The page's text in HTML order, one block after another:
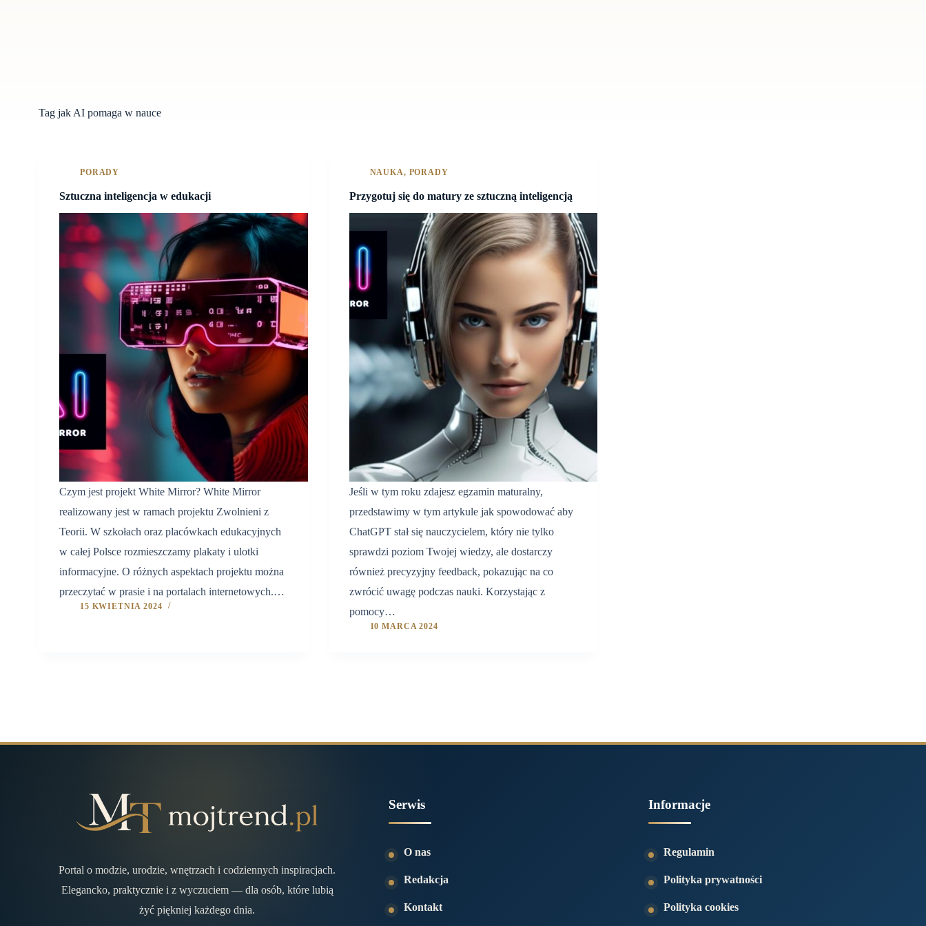
Tag jak AI pomaga w nauce
PORADY
Sztuczna inteligencja w edukacji
Czym jest projekt White Mirror? White Mirror
realizowany jest w ramach projektu Zwolnieni z
Teorii. W szkołach oraz placówkach edukacyjnych
w całej Polsce rozmieszczamy plakaty i ulotki
informacyjne. O różnych aspektach projektu można
przeczytać w prasie i na portalach internetowych.…
15 KWIETNIA 2024
NAUKA, PORADY
Przygotuj się do matury ze sztuczną inteligencją
Jeśli w tym roku zdajesz egzamin maturalny,
przedstawimy w tym artykule jak spowodować aby
ChatGPT stał się nauczycielem, który nie tylko
sprawdzi poziom Twojej wiedzy, ale dostarczy
również precyzyjny feedback, pokazując na co
zwrócić uwagę podczas nauki. Korzystając z
pomocy…
10 MARCA 2024
Portal o modzie, urodzie, wnętrzach i codziennych inspiracjach.
Elegancko, praktycznie i z wyczuciem — dla osób, które lubią
żyć piękniej każdego dnia.
Serwis
O nas
Redakcja
Kontakt
Informacje
Regulamin
Polityka prywatności
Polityka cookies